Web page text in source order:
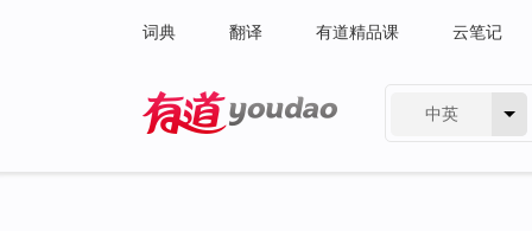
词典 翻译 有道精品课 云笔记
中英